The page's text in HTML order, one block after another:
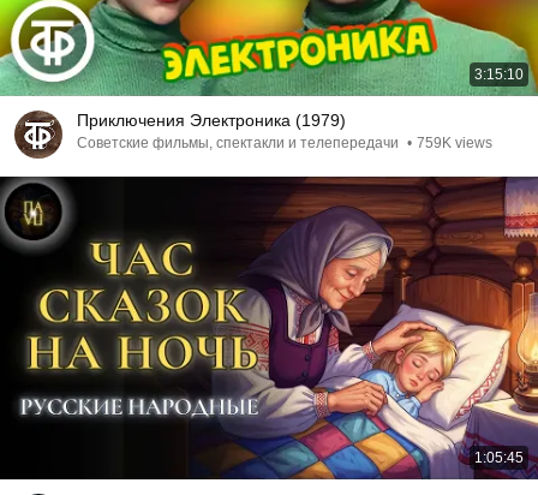
3:15:10
Приключения Электроника (1979)
Советские фильмы, спектакли и телепередачи • 759K views
1:05:45